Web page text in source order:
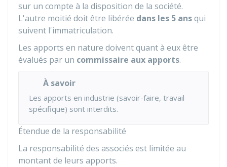
sur un compte à la disposition de la société.
L'autre moitié doit être libérée dans les 5 ansqui
suivent l'immatriculation.
Les apports en nature doivent quant à eux être
évalués par un commissaire aux apports.
À savoir
Les apports en industrie (savoir-faire, travail
spécifique) sont interdits.
Étendue de la responsabilité
La responsabilité des associés est limitée au
montant de leurs apports.